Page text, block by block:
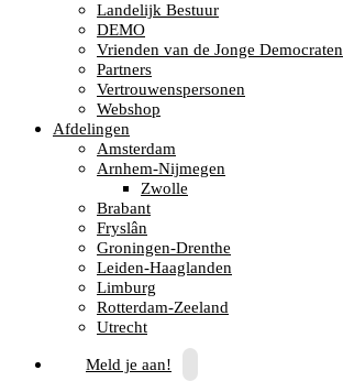
Landelijk Bestuur
DEMO
Vrienden van de Jonge Democraten
Partners
Vertrouwenspersonen
Webshop
Afdelingen
Amsterdam
Arnhem-Nijmegen
Zwolle
Brabant
Fryslân
Groningen-Drenthe
Leiden-Haaglanden
Limburg
Rotterdam-Zeeland
Utrecht
Meld je aan!